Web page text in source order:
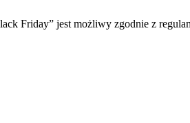
Friday” jest możliwy zgodnie z